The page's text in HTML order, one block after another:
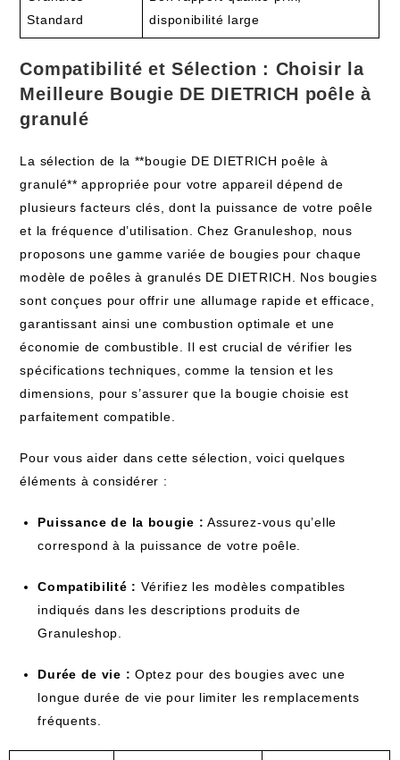
Standard
disponibilité large
Compatibilité et Sélection : Choisir la
Meilleure Bougie DE DIETRICH poêle à
granulé
La sélection de la **bougie DE DIETRICH poêle à
granulé** appropriée pour votre appareil dépend de
plusieurs facteurs clés, dont la puissance de votre poêle
et la fréquence d’utilisation. Chez Granuleshop, nous
proposons une gamme variée de bougies pour chaque
modèle de poêles à granulés DE DIETRICH. Nos bougies
sont conçues pour offrir une allumage rapide et efficace,
garantissant ainsi une combustion optimale et une
économie de combustible. Il est crucial de vérifier les
spécifications techniques, comme la tension et les
dimensions, pour s’assurer que la bougie choisie est
parfaitement compatible.
Pour vous aider dans cette sélection, voici quelques
éléments à considérer :
Puissance de la bougie : Assurez-vous qu’elle
correspond à la puissance de votre poêle.
Compatibilité : Vérifiez les modèles compatibles
indiqués dans les descriptions produits de
Granuleshop.
Durée de vie : Optez pour des bougies avec une
longue durée de vie pour limiter les remplacements
fréquents.